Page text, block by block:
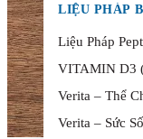
LIỆU PHÁP
Liệu Pháp
VITAMIN D3
Verita – Thể
Verita – Sức